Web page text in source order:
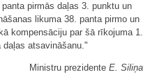
pirmās daļas 3. punktu un
likuma 38. panta pirmo un
kompensāciju par šā rīkojuma 1.
atsavināšanu."
Ministru prezidente E. Siliņa